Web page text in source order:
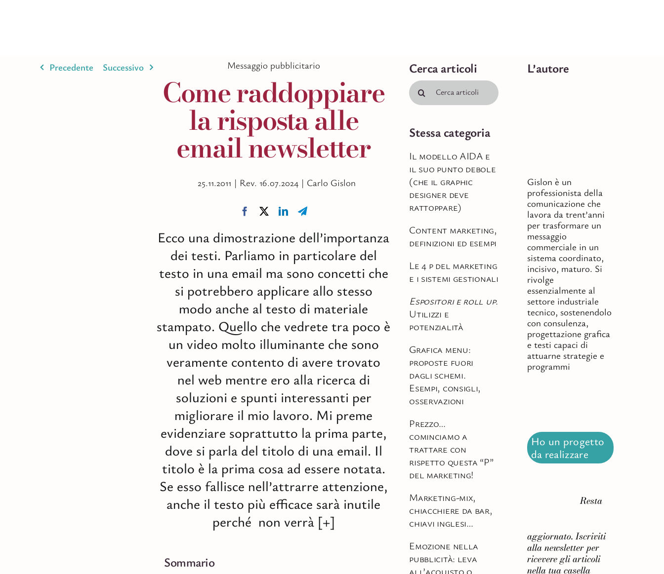
Precedente Successivo Messaggio pubblicitario
Come raddoppiare
la risposta alle
email newsletter
25.11.2011 | Rev. 16.07.2024 | Carlo Gislon
Ecco una dimostrazione dell’importanza
dei testi. Parliamo in particolare del
testo in una email ma sono concetti che
si potrebbero applicare allo stesso
modo anche al testo di materiale
stampato. Quello che vedrete tra poco è
un video molto illuminante che sono
veramente contento di avere trovato
nel web mentre ero alla ricerca di
soluzioni e spunti interessanti per
migliorare il mio lavoro. Mi preme
evidenziare soprattutto la prima parte,
dove si parla del titolo di una email. Il
titolo è la prima cosa ad essere notata.
Se esso fallisce nell’attrarre attenzione,
anche il testo più efficace sarà inutile
perché non verrà [+]
Sommario
Cerca articoli
Cerca
per:
Stessa categoria
Il modello AIDA e
il suo punto debole
(che il graphic
designer deve
rattoppare)
Content marketing,
definizioni ed esempi
Le 4 p del marketing
e i sistemi gestionali
Espositori e roll up.
Utilizzi e
potenzialità
Grafica menu:
proposte fuori
dagli schemi.
Esempi, consigli,
osservazioni
Prezzo…
cominciamo a
trattare con
rispetto questa “P”
del marketing!
Marketing-mix,
chiacchiere da bar,
chiavi inglesi…
Emozione nella
pubblicità: leva
all’acquisto o
L’autore
Gislon è un
professionista della
comunicazione che
lavora da trent’anni
per trasformare un
messaggio
commerciale in un
sistema coordinato,
incisivo, maturo. Si
rivolge
essenzialmente al
settore industriale
tecnico, sostenendolo
con consulenza,
progettazione grafica
e testi capaci di
attuarne strategie e
programmi
Ho un progetto
da realizzare
Resta
aggiornato. Iscriviti
alla newsletter per
ricevere gli articoli
nella tua casella